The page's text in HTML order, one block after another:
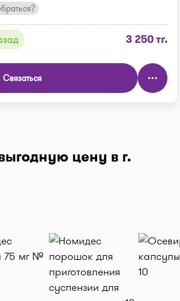
3 250 тг.
Связаться
цену в г.
по цене, нажмите "Фильтр", далее
Самая низкая цена в
с помощью сервиса I-teka!
в г. Кызылорда? Добавляйте
"Купить", оформляйте заявку в
наши курьеры доставят препараты